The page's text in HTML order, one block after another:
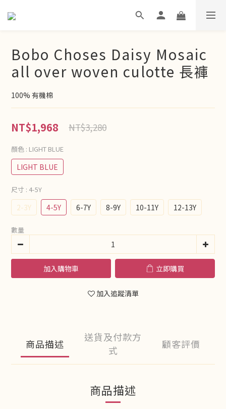
Bobo Choses Daisy Mosaic
all over woven culotte 長褲
100% 有機棉
NT$1,968 NT$3,280
顏色 : LIGHT BLUE
LIGHT BLUE
尺寸 : 4-5Y
2-3Y 4-5Y 6-7Y 8-9Y 10-11Y 12-13Y
數量
加入購物車 立即購買
加入追蹤清單
商品描述
送貨及付款方
式
顧客評價
商品描述